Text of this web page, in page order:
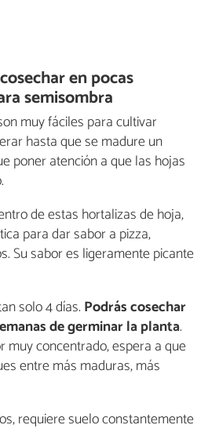
en pocas
semisombra
muy fáciles para cultivar
hasta que se madure un
poner atención a que las hojas
de estas hortalizas de hoja,
para dar sabor a pizza,
Su sabor es ligeramente picante
solo 4 días. Podrás cosechar
de germinar la planta.
muy concentrado, espera a que
entre más maduras, más
requiere suelo constantemente